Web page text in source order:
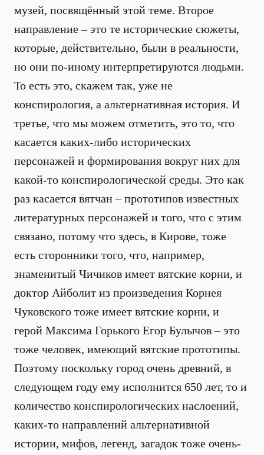
музей, посвящённый этой теме. Второе
направление – это те исторические сюжеты,
которые, действительно, были в реальности,
но они по-иному интерпретируются людьми.
То есть это, скажем так, уже не
конспирология, а альтернативная история. И
третье, что мы можем отметить, это то, что
касается каких-либо исторических
персонажей и формирования вокруг них для
какой-то конспирологической среды. Это как
раз касается вятчан – прототипов известных
литературных персонажей и того, что с этим
связано, потому что здесь, в Кирове, тоже
есть сторонники того, что, например,
знаменитый Чичиков имеет вятские корни, и
доктор Айболит из произведения Корнея
Чуковского тоже имеет вятские корни, и
герой Максима Горького Егор Булычов – это
тоже человек, имеющий вятские прототипы.
Поэтому поскольку город очень древний, в
следующем году ему исполнится 650 лет, то и
количество конспирологических наслоений,
каких-то направлений альтернативной
истории, мифов, легенд, загадок тоже очень-